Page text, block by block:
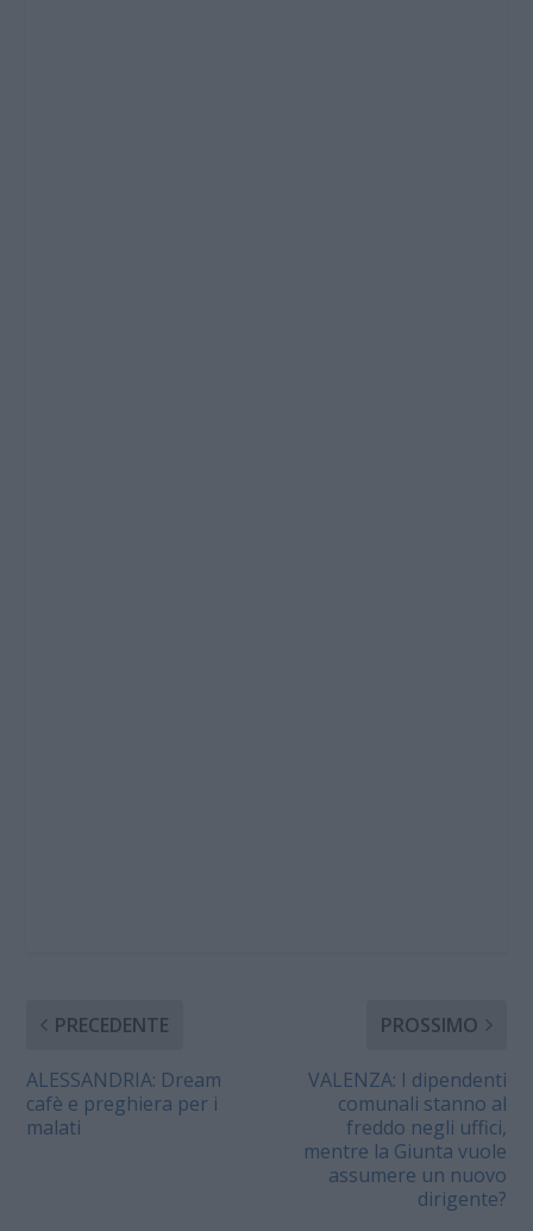
PRECEDENTE
ALESSANDRIA: Dream
cafè e preghiera per i
malati
PROSSIMO
VALENZA: I dipendenti
comunali stanno al
freddo negli uffici,
mentre la Giunta vuole
assumere un nuovo
dirigente?